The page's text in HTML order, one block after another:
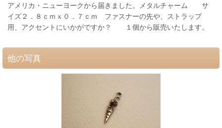
アメリカ・ニューヨークから届きました。メタルチャーム サ
イズ２．８ｃｍｘ０．７ｃｍ ファスナーの先や、ストラップ
用、アクセントにいかがですか？ １個から販売いたします。
他の写真